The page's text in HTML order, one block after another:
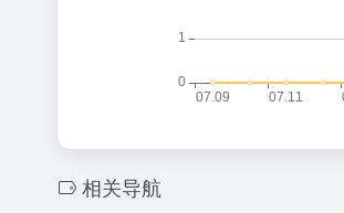
相关导航